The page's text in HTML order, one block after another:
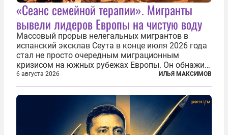
«Сеанс семейной терапии». Мигранты
вывели лидеров Европы на чистую воду
Массовый прорыв нелегальных мигрантов в
испанский эксклав Сеута в конце июля 2026 года
стал не просто очередным миграционным
кризисом на южных рубежах Европы. Он обнажил
фундаментальный раскол внутри Евросоюза,
продемонстрировав, что десятилетиями
выстраивавшаяся миграционная политика ЕС
6 августа 2026 ИЛЬЯ МАКСИМОВ